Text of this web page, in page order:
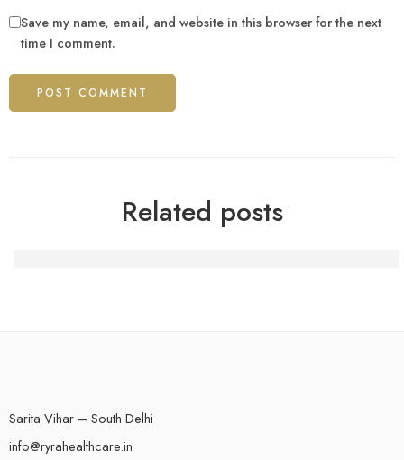
Save my name, email, and website in this browser for the next
time I comment.
Related posts
Sarita Vihar – South Delhi
info@ryrahealthcare.in